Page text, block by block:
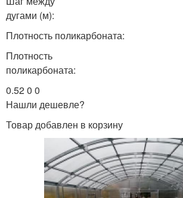
дугами (м):
Плотность поликарбоната:
Плотность
поликарбоната:
0.52 0 0
Нашли дешевле?
Товар добавлен в корзину